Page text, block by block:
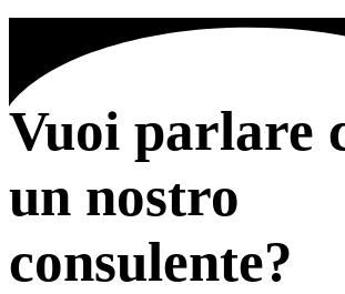
Vuoi parlare
un nostro
consulente?